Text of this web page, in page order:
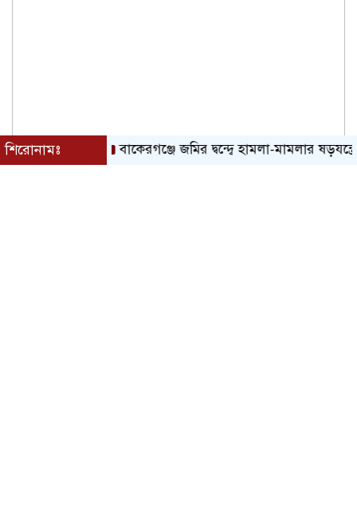
শিরোনামঃ বাকেরগঞ্জে জমির দ্বন্দ্বে হামলা-মামলার ষড়যন্ত্রে